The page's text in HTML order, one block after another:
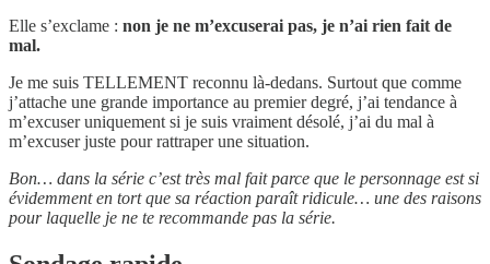
Elle s’exclame : non je ne m’excuserai pas, je n’ai rien fait de
mal.
Je me suis TELLEMENT reconnu là-dedans. Surtout que comme
j’attache une grande importance au premier degré, j’ai tendance à
m’excuser uniquement si je suis vraiment désolé, j’ai du mal à
m’excuser juste pour rattraper une situation.
Bon… dans la série c’est très mal fait parce que le personnage est si
évidemment en tort que sa réaction paraît ridicule… une des raisons
pour laquelle je ne te recommande pas la série.